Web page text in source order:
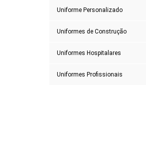
Uniforme Personalizado
Uniformes de Construção
Uniformes Hospitalares
Uniformes Profissionais